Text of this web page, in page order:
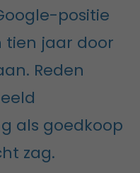
positie
tien jaar door
Reden
als goedkoop
zag.